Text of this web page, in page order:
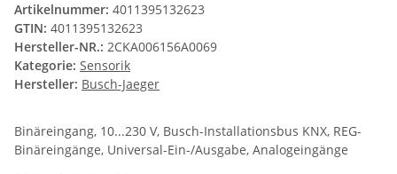
Artikelnummer: 4011395132623
GTIN: 4011395132623
Hersteller-NR.: 2CKA006156A0069
Kategorie: Sensorik
Hersteller: Busch-Jaeger
Binäreingang, 10...230 V, Busch-Installationsbus KNX, REG-
Binäreingänge, Universal-Ein-/Ausgabe, Analogeingänge